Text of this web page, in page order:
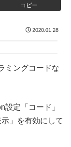
コピー
2020.01.28
ミングコードな
設定「コード」
」を有効にして